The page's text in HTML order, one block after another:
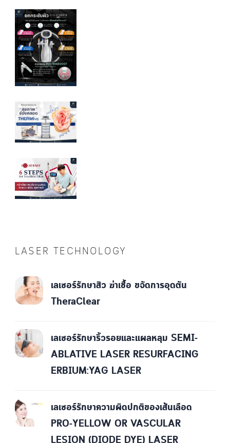
LASER TECHNOLOGY
เลเซอร์รักษาสิว ฆ่าเชื้อ ขจัดการอุดตัน
TheraClear
เลเซอร์รักษาริ้วรอยและแผลหลุม SEMI-
ABLATIVE LASER RESURFACING
ERBIUM:YAG LASER
เลเซอร์รักษาความผิดปกติของเส้นเลือด
PRO-YELLOW OR VASCULAR